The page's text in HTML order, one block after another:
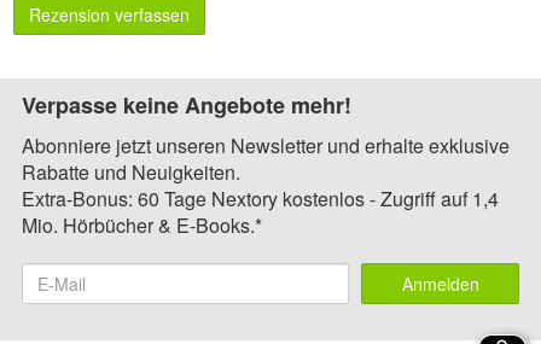
Rezension verfassen
Verpasse keine Angebote mehr!
Abonniere jetzt unseren Newsletter und erhalte exklusive
Rabatte und Neuigkeiten.
Extra-Bonus: 60 Tage Nextory kostenlos - Zugriff auf 1,4
Mio. Hörbücher & E-Books.*
Anmelden